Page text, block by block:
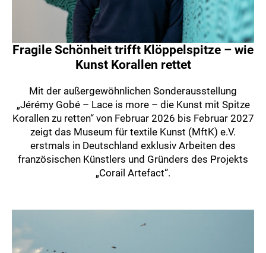
Fragile Schönheit trifft Klöppelspitze – wie
Kunst Korallen rettet
Mit der außergewöhnlichen Sonderausstellung
„Jérémy Gobé – Lace is more – die Kunst mit Spitze
Korallen zu retten“ von Februar 2026 bis Februar 2027
zeigt das Museum für textile Kunst (MftK) e.V.
erstmals in Deutschland exklusiv Arbeiten des
französischen Künstlers und Gründers des Projekts
„Corail Artefact“.